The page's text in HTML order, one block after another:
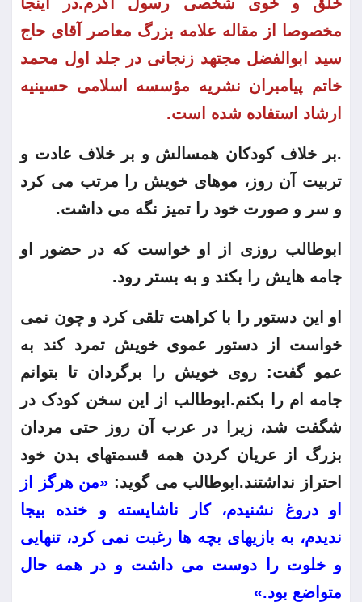
مخصوصا از مقاله علامه بزرگ معاصر آقای حاج
سید ابوالفضل مجتهد زنجانی در جلد اول محمد
خاتم پیامبران نشریه مؤسسه اسلامی حسینیه
ارشاد استفاده شده است.
.بر خلاف کودکان همسالش و بر خلاف عادت و
تربیت آن روز، موهای خویش را مرتب می کرد
و سر و صورت خود را تمیز نگه می داشت.
ابوطالب روزی از او خواست که در حضور او
جامه هایش را بکند و به بستر رود.
او این دستور را با کراهت تلقی کرد و چون نمی
خواست از دستور عموی خویش تمرد کند به
عمو گفت: روی خویش را برگردان تا بتوانم
جامه ام را بکنم.ابوطالب از این سخن کودک در
شگفت شد، زیرا در عرب آن روز حتی مردان
بزرگ از عریان کردن همه قسمتهای بدن خود
احتراز نداشتند.ابوطالب می گوید: «من هرگز از
او دروغ نشنیدم، کار ناشایسته و خنده بیجا
ندیدم، به بازیهای بچه ها رغبت نمی کرد، تنهایی
و خلوت را دوست می داشت و در همه حال
متواضع بود.»